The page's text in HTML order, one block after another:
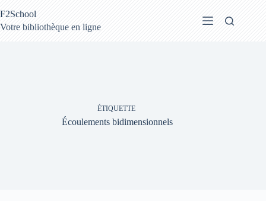
au
contenu
F2School
Votre bibliothèque en ligne
ÉTIQUETTE
Écoulements bidimensionnels